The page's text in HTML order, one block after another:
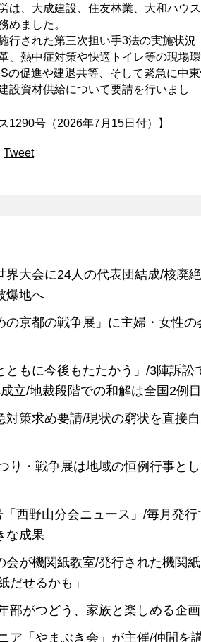
は、大成建設、住友林業、大和ハウス
めました。
行された第三次担い手3法の実施状況
、熱中症対策や快適トイレ等の現場環
の促進や建退共等、そして緊急に中
設資材供給について要請を行いまし
1290号（2026年7月15日付）】
Tweet
界大会に24人の代表団結成/核廃
爆地へ
の京都の戦争展」に主婦・女性の
ともに今後もたたかう」/3陣訴訟
立/地裁段階での和解は全国2例目
対策求め要請/現状の窮状を直接
り・戦争展は地域の恒例行事と
西野山分会ニュース」/毎月発行
な成果
会が機関紙教室/発行された機関
だせるかも」
部がつどう、家族と楽しめる企
ア「やまぶき会」が主催/仲間を